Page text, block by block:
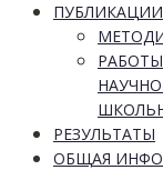
ПУБЛИКАЦИИ
РЕЗУЛЬТАТЫ
ОБЩАЯ